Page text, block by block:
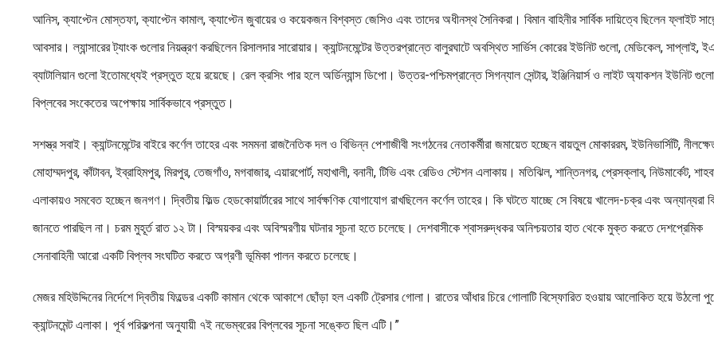
আনিস, ক্যাপ্টেন মোস্তফা, ক্যাপ্টেন কামাল, ক্যাপ্টেন জুবায়ের ও কয়েকজন বিশ্বস্ত জেসিও এবং তাদের অধীনস্থ সৈনিকরা। বিমান বাহিনীর সার্বিক দায়িত্বে ছিলেন ফ্লাইট
আবসার। ল্যান্সারের ট্যাংক গুলোর নিয়ন্ত্রণ করছিলেন রিসালদার সারোয়ার। ক্যান্টনমেন্টের উত্তরপ্রান্তে বালুরঘাটে অবস্থিত সার্ভিস কোরের ইউনিট গুলো, মেডিকেল, সাপ্লাই,
ব্যাটালিয়ান গুলো ইতোমধ্যেই প্রস্তুত হয়ে রয়েছে। রেল ক্রসিং পার হলে অর্ডিন্যান্স ডিপো। উত্তর-পশ্চিমপ্রান্তে সিগন্যাল সেন্টার, ইঞ্জিনিয়ার্স ও লাইট অ্যাকশন ইউনিট গুলো
বিপ্লবের সংকেতের অপেক্ষায় সার্বিকভাবে প্রস্তুত।
সশস্ত্র সবাই। ক্যান্টনমেন্টের বাইরে কর্ণেল তাহের এবং সমমনা রাজনৈতিক দল ও বিভিন্ন পেশাজীবী সংগঠনের নেতাকর্মীরা জমায়েত হচ্ছেন বায়তুল মোকাররম, ইউনিভার্সিটি,
মোহাম্মদপুর, কাঁটাবন, ইব্রাহিমপুর, মিরপুর, তেজগাঁও, মগবাজার, এয়ারপোর্ট, মহাখালী, বনানী, টিভি এবং রেডিও স্টেশন এলাকায়। মতিঝিল, শান্তিনগর, প্রেসক্লাব, নিউমার্কেট,
এলাকায়ও সমবেত হচ্ছেন জনগণ। দ্বিতীয় ফিল্ড হেডকোয়ার্টারের সাথে সার্বক্ষণিক যোগাযোগ রাখছিলেন কর্ণেল তাহের। কি ঘটতে যাচ্ছে সে বিষয়ে খালেদ-চক্র এবং অন্যান্যরা
জানতে পারছিল না। চরম মুহূর্ত রাত ১২ টা। বিস্ময়কর এবং অবিস্মরণীয় ঘটনার সূচনা হতে চলেছে। দেশবাসীকে শ্বাসরুদ্ধকর অনিশ্চয়তার হাত থেকে মুক্ত করতে দেশপ্রেমিক
সেনাবাহিনী আরো একটি বিপ্লব সংঘটিত করতে অগ্রণী ভূমিকা পালন করতে চলেছে।
মেজর মহিউদ্দিনের নির্দেশে দ্বিতীয় ফিল্ডের একটি কামান থেকে আকাশে ছোঁড়া হল একটি ট্রেসার গোলা। রাতের আঁধার চিরে গোলাটি বিস্ফোরিত হওয়ায় আলোকিত হয়ে উঠলো
ক্যান্টনমেন্ট এলাকা। পূর্ব পরিকল্পনা অনুযায়ী ৭ই নভেম্বরের বিপ্লবের সূচনা সঙ্কেত ছিল এটি।”